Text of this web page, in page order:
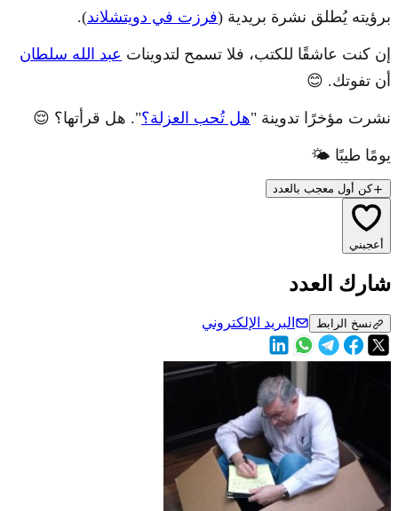
برؤيته يُطلق نشرة بريدية (فرزت في دويتشلاند).
إن كنت عاشقًا للكتب، فلا تسمح لتدوينات عبد الله سلطان
أن تفوتك. 😊
نشرت مؤخرًا تدوينة "هل تُحب العزلة؟". هل قرأتها؟ 😌
يومًا طيبًا 🌤
كن أول معجب بالعدد
أعجبني
شارك العدد
نسخ الرابط البريد الإلكتروني